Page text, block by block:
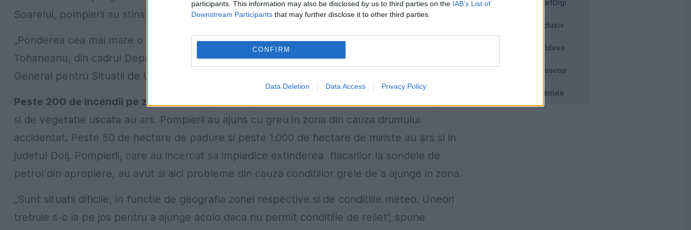
participants. This information may also be disclosed by us to third parties on the IAB’s List of
Downstream Participants that may further disclose it to other third parties.
CONFIRM
Data Deletion Data Access Privacy Policy
Soarelui, pompierii au stins alte incendii.
„Ponderea cea mai mare o au arderile la vegetatia uscata si miristi”, spune Gabriela
Tohaneanu, din cadrul Departamentului de informatii si relatii publice al Inspectoratului
General pentru Situatii de Urgenta.
Peste 200 de incendii pe zi
si de vegetatie uscata au ars. Pompierii au ajuns cu greu in zona din cauza drumului
accidentat. Peste 50 de hectare de padure si peste 1.000 de hectare de miriste au ars si in
judetul Dolj. Pompierii, care au incercat sa impiedice extinderea flacarilor la sondele de
petrol din apropiere, au avut si aici probleme din cauza conditiilor grele de a ajunge in zona.
„Sunt situatii dificile, in functie de geografia zonei respective si de conditiile meteo. Uneori
trebuie s-o ia pe jos pentru a ajunge acolo daca nu permit conditiile de relief”, spune
SmartDigi
Exclusiv
Moldova
Horoscop
Vremea